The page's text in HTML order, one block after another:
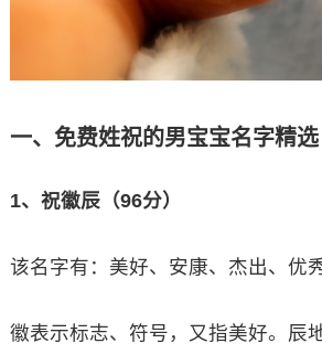
一、免费姓祝的男宝宝名字精选
1、祝徽辰（96分）
该名字有：美好、安康、杰出、优
徽表示标志、符号，又指美好。辰